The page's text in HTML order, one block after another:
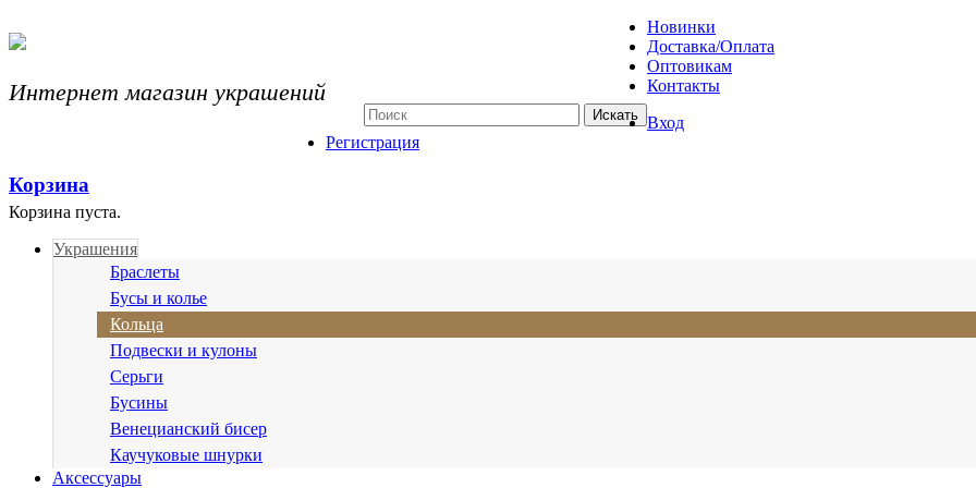
Интернет магазин украшений
Новинки
Доставка/Оплата
Оптовикам
Контакты
Вход
Регистрация
Корзина
Корзина пуста.
Украшения
Браслеты
Бусы и колье
Кольца
Подвески и кулоны
Серьги
Бусины
Венецианский бисер
Каучуковые шнурки
Аксессуары